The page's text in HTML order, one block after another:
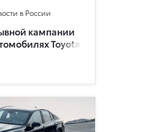
в России
кампании
Toyota